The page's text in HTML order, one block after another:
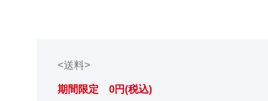
<送料>
期間限定 0円(税込)